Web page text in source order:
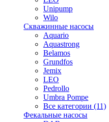
Unipump
Wilo
Скважинные насосы
Aquario
Aquastrong
Belamos
Grundfos
Jemix
LEO
Pedrollo
Umbra Pompe
Все категории (11)
Фекальные насосы